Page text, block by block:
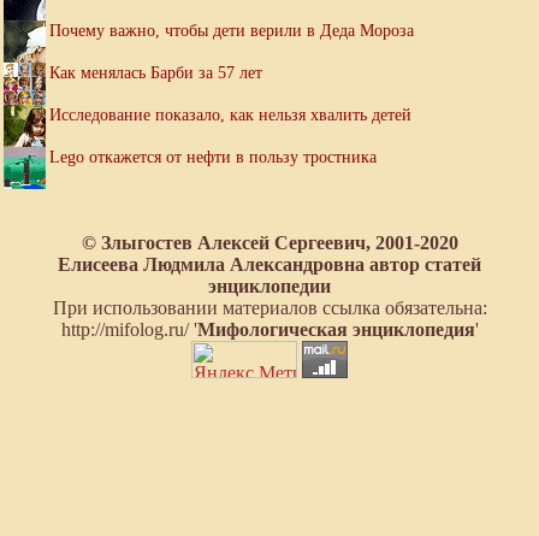
Почему важно, чтобы дети верили в Деда Мороза
Как менялась Барби за 57 лет
Исследование показало, как нельзя хвалить детей
Lego откажется от нефти в пользу тростника
© Злыгостев Алексей Сергеевич, 2001-2020
Елисеева Людмила Александровна автор статей
энциклопедии
При использовании материалов ссылка обязательна:
http://mifolog.ru/ 'Мифологическая энциклопедия'